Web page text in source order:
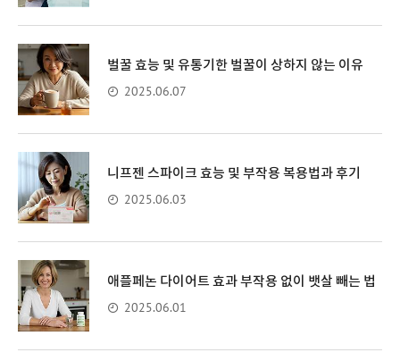
벌꿀 효능 및 유통기한 벌꿀이 상하지 않는 이유
2025.06.07
니프젠 스파이크 효능 및 부작용 복용법과 후기
2025.06.03
애플페논 다이어트 효과 부작용 없이 뱃살 빼는 법
2025.06.01